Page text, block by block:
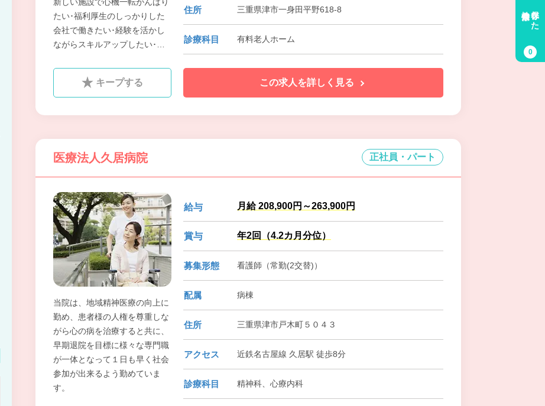
たい･福利厚生のしっかりした
会社で働きたい･経験を活かし
ながらスキルアップしたい･頑
族や大切な人を安心させたい
住所 三重県津市一身田平野618-8
診療科目 有料老人ホーム
キープする この求人を詳しく見る
医療法人久居病院 正社員・パート
当院は、地域精神医療の向上に
勤め、患者様の人権を尊重しな
がら心の病を治療すると共に、
早期退院を目標に様々な専門職
が一体となって１日も早く社会
参加が出来るよう勤めていま
す。
給与 月給 208,900円～263,900円
賞与 年2回（4.2カ月分位）
募集形態 看護師（常勤(2交替)）
配属 病棟
住所 三重県津市戸木町５０４３
アクセス 近鉄名古屋線 久居駅 徒歩8分
診療科目 精神科、心療内科
保存した
0